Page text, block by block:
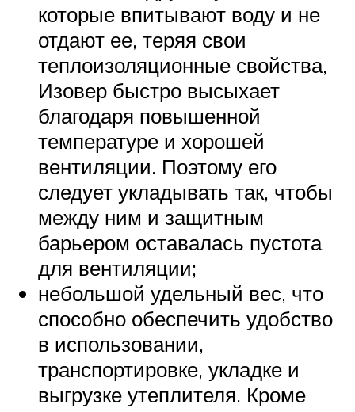
которые впитывают воду и не
отдают ее, теряя свои
теплоизоляционные свойства,
Изовер быстро высыхает
благодаря повышенной
температуре и хорошей
вентиляции. Поэтому его
следует укладывать так, чтобы
между ним и защитным
барьером оставалась пустота
для вентиляции;
небольшой удельный вес, что
способно обеспечить удобство
в использовании,
транспортировке, укладке и
выгрузке утеплителя. Кроме